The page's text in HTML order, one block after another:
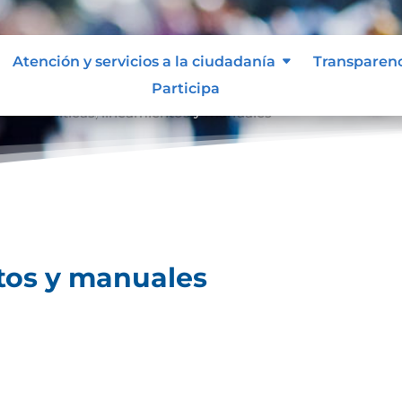
Atención y servicios a la ciudadanía
Participa
y manuales